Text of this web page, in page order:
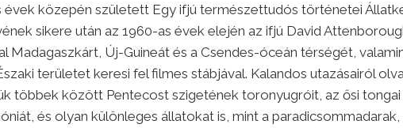
évek közepén született Egy ifjú természettudós történetei
sikere után az 1960-as évek elején az ifjú David
Madagaszkárt, Új-Guineát és a Csendes-óceán térségét,
területet keresi fel filmes stábjával. Kalandos utazásairól
többek között Pentecost szigetének toronyugróit, az ősi tongai
és olyan különleges állatokat is, mint a paradicsommadarak,